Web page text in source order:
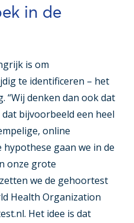
in de
is om
te identificeren – het
“Wij denken dan ook dat
bijvoorbeeld een heel
online
gaan we in de
onze grote
we de gehoortest
Health Organization
Het idee is dat